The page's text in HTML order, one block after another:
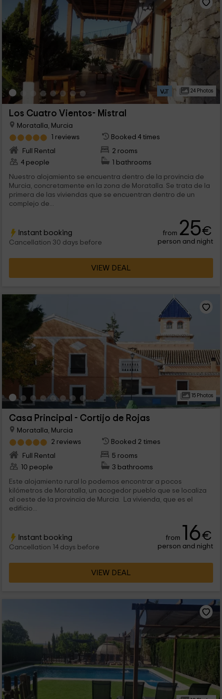
24 Photos
Los Cuatro Vientos- Mistral
Moratalla, Murcia
1 reviews
Booked 4 times
Full Rental
2 rooms
4 people
1 bathrooms
Nuestro alojamiento se encuentra dentro de la provincia de
Murcia, concretamente en la zona de Moratalla. Se trata de la
primera de las viviendas que se encuentran dentro de un
complejo de...
Instant booking
Cancellation 30 days before
from 25€
person and night
VIEW DEAL
15 Photos
Casa Principal - Cortijo de Rojas
Moratalla, Murcia
2 reviews
Booked 2 times
Full Rental
5 rooms
10 people
3 bathrooms
Este alojamiento rural lo podemos encontrar a pocos
kilómetros de Moratalla, un acogedor pueblo que se localiza
al oeste de la provincia de Murcia. La vivienda, que es el
edificio...
Instant booking
Cancellation 14 days before
from 16€
person and night
VIEW DEAL